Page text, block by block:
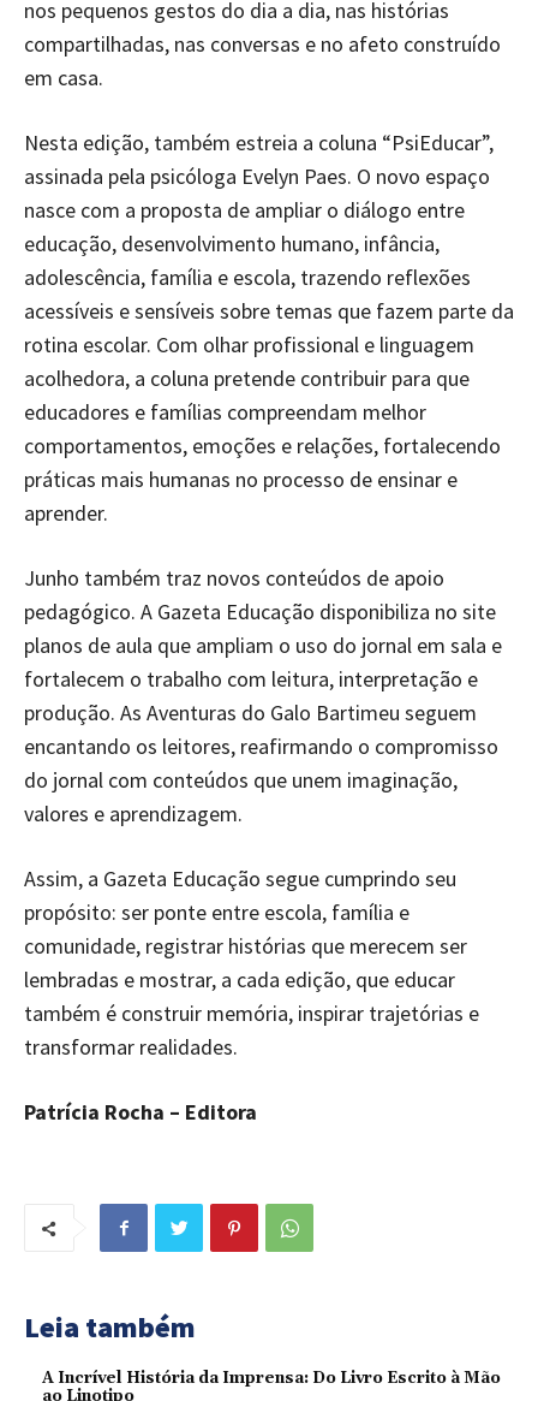
nos pequenos gestos do dia a dia, nas histórias
compartilhadas, nas conversas e no afeto construído
em casa.
Nesta edição, também estreia a coluna “PsiEducar”,
assinada pela psicóloga Evelyn Paes. O novo espaço
nasce com a proposta de ampliar o diálogo entre
educação, desenvolvimento humano, infância,
adolescência, família e escola, trazendo reflexões
acessíveis e sensíveis sobre temas que fazem parte da
rotina escolar. Com olhar profissional e linguagem
acolhedora, a coluna pretende contribuir para que
educadores e famílias compreendam melhor
comportamentos, emoções e relações, fortalecendo
práticas mais humanas no processo de ensinar e
aprender.
Junho também traz novos conteúdos de apoio
pedagógico. A Gazeta Educação disponibiliza no site
planos de aula que ampliam o uso do jornal em sala e
fortalecem o trabalho com leitura, interpretação e
produção. As Aventuras do Galo Bartimeu seguem
encantando os leitores, reafirmando o compromisso
do jornal com conteúdos que unem imaginação,
valores e aprendizagem.
Assim, a Gazeta Educação segue cumprindo seu
propósito: ser ponte entre escola, família e
comunidade, registrar histórias que merecem ser
lembradas e mostrar, a cada edição, que educar
também é construir memória, inspirar trajetórias e
transformar realidades.
Patrícia Rocha – Editora
Leia também
A Incrível História da Imprensa: Do Livro Escrito à Mão
ao Linotipo